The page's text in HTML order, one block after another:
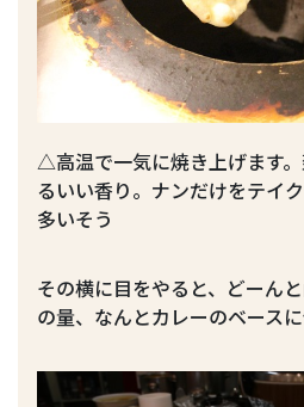
△高温で一気に焼き上げます
るいい香り。ナンだけをテイ
多いそう
その横に目をやると、どーん
の量、なんとカレーのベース